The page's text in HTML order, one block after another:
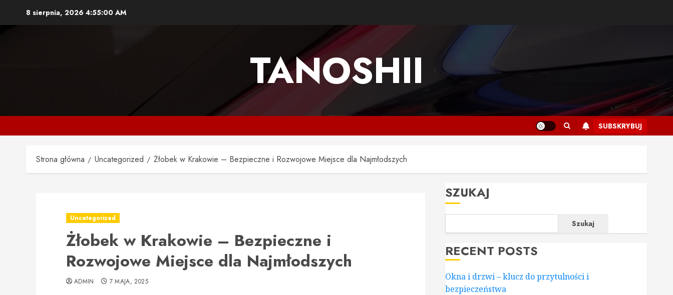
8 sierpnia, 2026 4:55:01 AM
TANOSHII
SUBSKRYBUJ
Strona główna Uncategorized Żłobek w Krakowie – Bezpieczne i Rozwojowe Miejsce dla Najmłodszych
Uncategorized
Żłobek w Krakowie – Bezpieczne i
Rozwojowe Miejsce dla Najmłodszych
ADMIN 7 MAJA, 2025
SZUKAJ
Szukaj
RECENT POSTS
Okna i drzwi – klucz do przytulności i
bezpieczeństwa